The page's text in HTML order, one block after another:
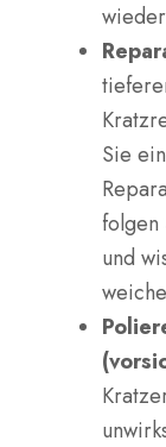
Sie
folgen
und